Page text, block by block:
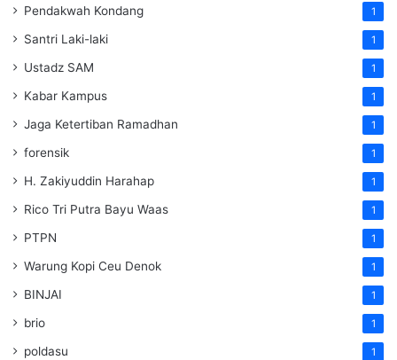
Pendakwah Kondang 1
Santri Laki-laki 1
Ustadz SAM 1
Kabar Kampus 1
Jaga Ketertiban Ramadhan 1
forensik 1
H. Zakiyuddin Harahap 1
Rico Tri Putra Bayu Waas 1
PTPN 1
Warung Kopi Ceu Denok 1
BINJAI 1
brio 1
poldasu 1